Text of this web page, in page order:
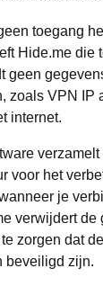
toegang
Hide.me die
geen
zoals VPN IP
internet.
verzamelt
voor het
je
verwijdert de
zorgen dat
beveiligd zijn.